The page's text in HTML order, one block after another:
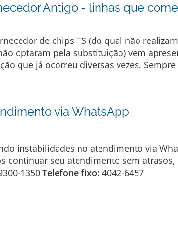
Antigo - linhas que
de chips TS (do qual não
optaram pela substituição) vem
que já ocorreu diversas vezes.
via WhatsApp
instabilidades no atendimento via
continuar seu atendimento sem
1350 Telefone fixo: 4042-6457